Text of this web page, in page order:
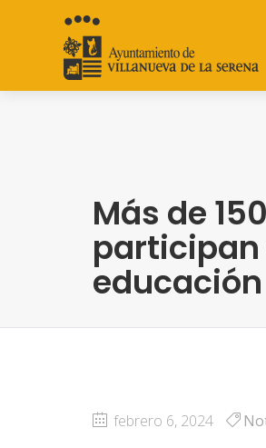
Más de
participan
febrero 6, 2024